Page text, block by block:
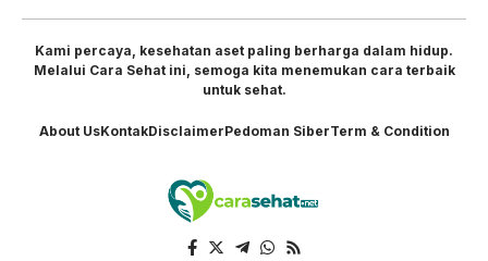
Kami percaya, kesehatan aset paling berharga dalam hidup.
Melalui Cara Sehat ini, semoga kita menemukan cara terbaik
untuk sehat.
About UsKontakDisclaimerPedoman SiberTerm & Condition